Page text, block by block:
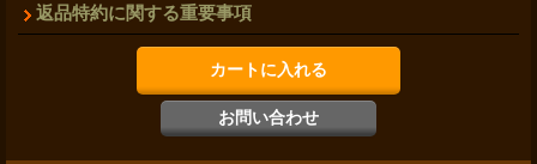
返品特約に関する重要事項